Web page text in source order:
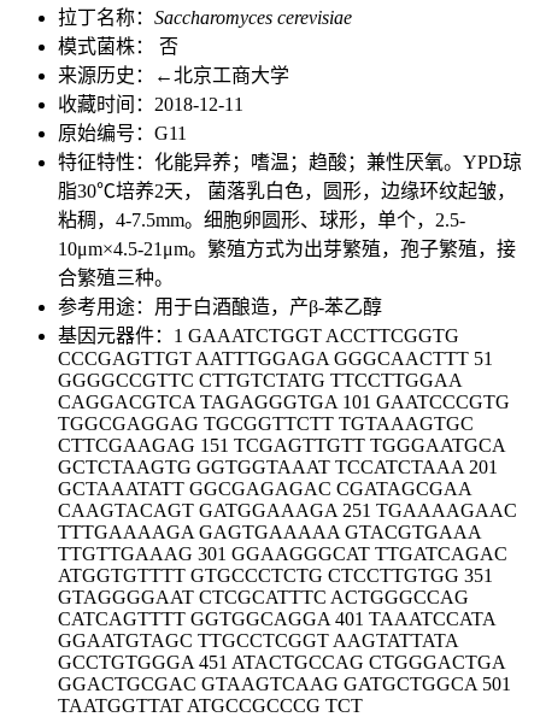
拉丁名称： Saccharomyces cerevisiae
模式菌株： 否
来源历史：←北京工商大学
收藏时间：2018-12-11
原始编号：G11
特征特性：化能异养；嗜温；趋酸；兼性厌氧。YPD琼
脂30℃培养2天， 菌落乳白色，圆形，边缘环纹起皱，
粘稠，4-7.5mm。细胞卵圆形、球形，单个，2.5-
10μm×4.5-21μm。繁殖方式为出芽繁殖，孢子繁殖，接
合繁殖三种。
参考用途：用于白酒酿造，产β-苯乙醇
基因元器件：1 GAAATCTGGT ACCTTCGGTG
CCCGAGTTGT AATTTGGAGA GGGCAACTTT 51
GGGGCCGTTC CTTGTCTATG TTCCTTGGAA
CAGGACGTCA TAGAGGGTGA 101 GAATCCCGTG
TGGCGAGGAG TGCGGTTCTT TGTAAAGTGC
CTTCGAAGAG 151 TCGAGTTGTT TGGGAATGCA
GCTCTAAGTG GGTGGTAAAT TCCATCTAAA 201
GCTAAATATT GGCGAGAGAC CGATAGCGAA
CAAGTACAGT GATGGAAAGA 251 TGAAAAGAAC
TTTGAAAAGA GAGTGAAAAA GTACGTGAAA
TTGTTGAAAG 301 GGAAGGGCAT TTGATCAGAC
ATGGTGTTTT GTGCCCTCTG CTCCTTGTGG 351
GTAGGGGAAT CTCGCATTTC ACTGGGCCAG
CATCAGTTTT GGTGGCAGGA 401 TAAATCCATA
GGAATGTAGC TTGCCTCGGT AAGTATTATA
GCCTGTGGGA 451 ATACTGCCAG CTGGGACTGA
GGACTGCGAC GTAAGTCAAG GATGCTGGCA 501
TAATGGTTAT ATGCCGCCCG TCT